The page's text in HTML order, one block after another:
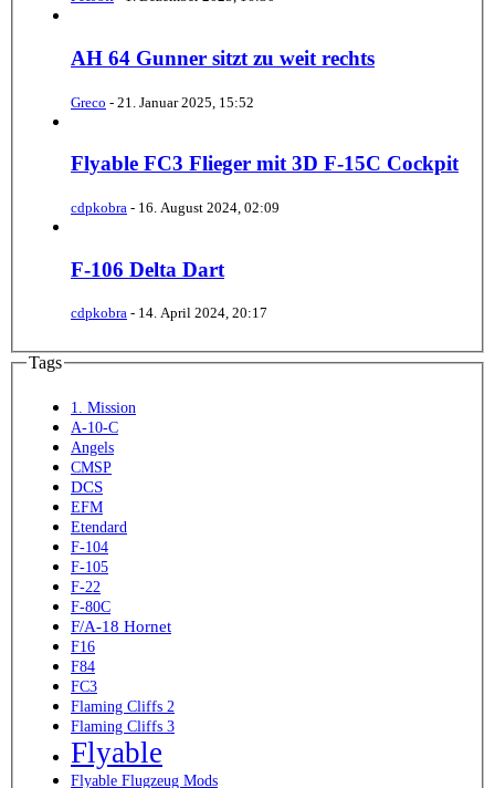
AH 64 Gunner sitzt zu weit rechts
Greco - 21. Januar 2025, 15:52
Flyable FC3 Flieger mit 3D F-15C Cockpit
cdpkobra - 16. August 2024, 02:09
F-106 Delta Dart
cdpkobra - 14. April 2024, 20:17
Tags
1. Mission
A-10-C
Angels
CMSP
DCS
EFM
Etendard
F-104
F-105
F-22
F-80C
F/A-18 Hornet
F16
F84
FC3
Flaming Cliffs 2
Flaming Cliffs 3
Flyable
Flyable Flugzeug Mods